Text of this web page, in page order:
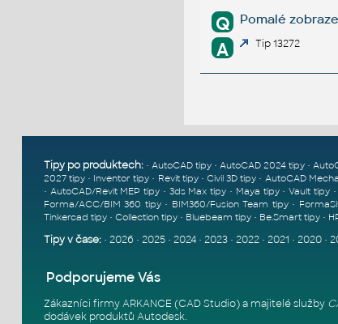
Q Pomalé
A Tip 13272
Tipy po produktech:• AutoCAD tipy• AutoCAD 2024 tipy•
2027 tipy• Inventor tipy • Revit tipy•Civil 3D tipy • AutoCAD
• AutoCAD/Revit MEP tipy • 3ds Max tipy • Maya tipy•Vault tipy•
Forma/ACC/BIM 360 tipy• BIM360/Fusion Team tipy•
Tinkercad tipy• Collection tipy• Bluebeam tipy• Be.Smart tipy•
Tipy v čase:• 2026• 2025• 2024• 2023• 2022• 2021 • 2020•
Podporujeme Vás
Zákazníci firmy ARKANCE (CAD Studio) a majitelé služby
dodávek produktů Autodesk.